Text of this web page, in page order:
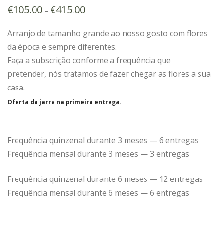
€105.00 – €415.00
Arranjo de tamanho grande ao nosso gosto com flores
da época e sempre diferentes.
Faça a subscrição conforme a frequência que
pretender, nós tratamos de fazer chegar as flores a sua
casa.
Oferta da jarra na primeira entrega.
Frequência quinzenal durante 3 meses — 6 entregas
Frequência mensal durante 3 meses — 3 entregas
Frequência quinzenal durante 6 meses — 12 entregas
Frequência mensal durante 6 meses — 6 entregas